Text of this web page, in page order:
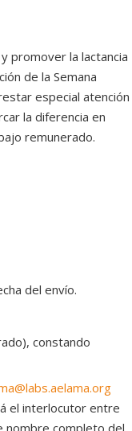
promover la lactancia
de la Semana
especial atención
la diferencia en
remunerado.
del envío.
constando
el interlocutor entre